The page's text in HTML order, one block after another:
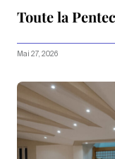
Toute la
Mai 27, 2026